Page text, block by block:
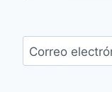
Correo